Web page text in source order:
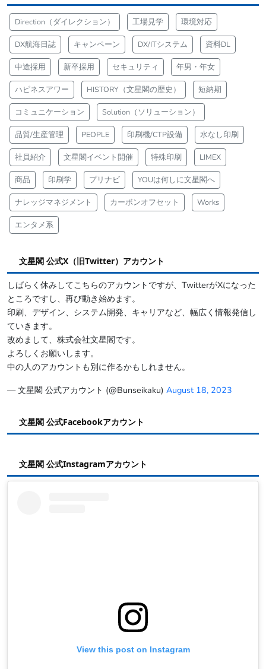
Direction（ダイレクション） 工場見学 環境対応
DX航海日誌 キャンペーン DX/ITシステム 資料DL
中途採用 新卒採用 セキュリティ 年男・年女
ハピネスアワー HISTORY（文星閣の歴史） 短納期
コミュニケーション Solution（ソリューション）
品質/生産管理 PEOPLE 印刷機/CTP設備 水なし印刷
社員紹介 文星閣イベント開催 特殊印刷 LIMEX
商品 印刷学 プリナビ YOUは何しに文星閣へ
ナレッジマネジメント カーボンオフセット Works
エンタメ系
文星閣 公式X（旧Twitter）アカウント
しばらく休みしてこちらのアカウントですが、TwitterがXになった
ところですし、再び動き始めます。
印刷、デザイン、システム開発、キャリアなど、幅広く情報発信し
ていきます。
改めまして、株式会社文星閣です。
よろしくお願いします。
中の人のアカウントも別に作るかもしれません。
— 文星閣 公式アカウント (@Bunseikaku) August 18, 2023
文星閣 公式Facebookアカウント
文星閣 公式Instagramアカウント
View this post on Instagram